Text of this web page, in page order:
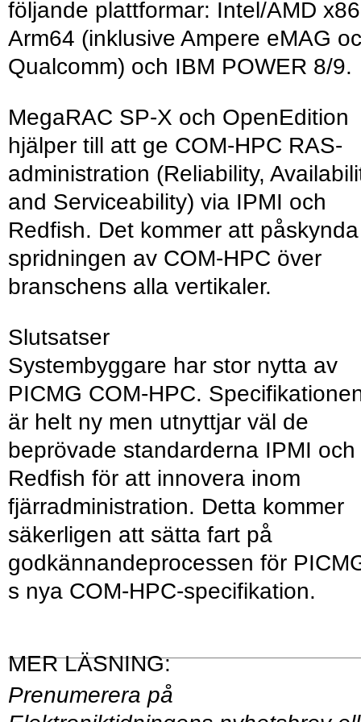
följande plattformar: Intel/AMD
Arm64 (inklusive Ampere eMAG
Qualcomm) och IBM POWER 8/9.
MegaRAC SP-X och OpenEdition
hjälper till att ge COM-HPC RAS-
administration (Reliability,
and Serviceability) via IPMI och
Redfish. Det kommer att påskynda
spridningen av COM-HPC över
branschens alla vertikaler.
Slutsatser
Systembyggare har stor nytta av
PICMG COM-HPC.
är helt ny men utnyttjar väl de
beprövade standarderna IPMI och
Redfish för att innovera inom
fjärradministration. Detta kommer
säkerligen att sätta fart på
godkännandeprocessen för
s nya COM-HPC-specifikation.
Prenumerera på